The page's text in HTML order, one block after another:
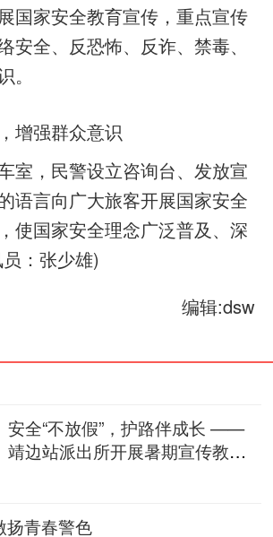
国家安全教育宣传，重点宣传
安全、反恐怖、反诈、禁毒、
。
增强群众意识
，民警设立咨询台、发放宣
语言向广大旅客开展国家安全
使国家安全理念广泛普及、深
：张少雄)
编辑:dsw
安全“不放假”，护路伴成长 ——
靖边站派出所开展暑期宣传教育
扬青春警色